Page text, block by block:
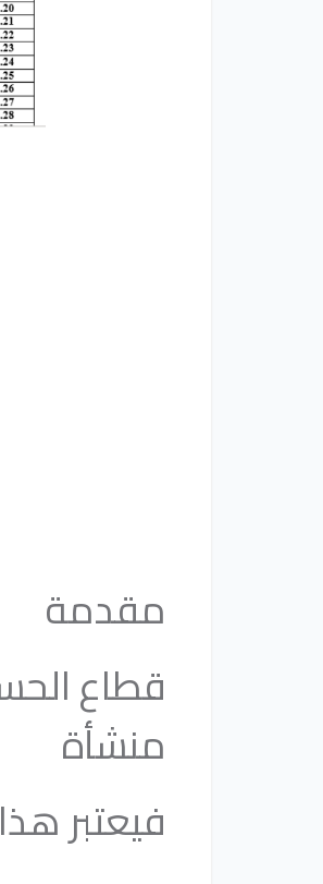
مقدمة
قطاع
منشأة
فيعتبر